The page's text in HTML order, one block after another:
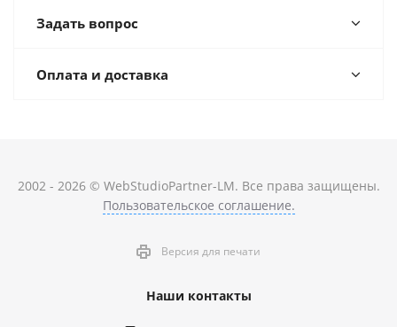
Задать вопрос
Оплата и доставка
2002 - 2026 © WebStudioPartner-LM. Все права защищены.
Пользовательское соглашение.
Версия для печати
Наши контакты